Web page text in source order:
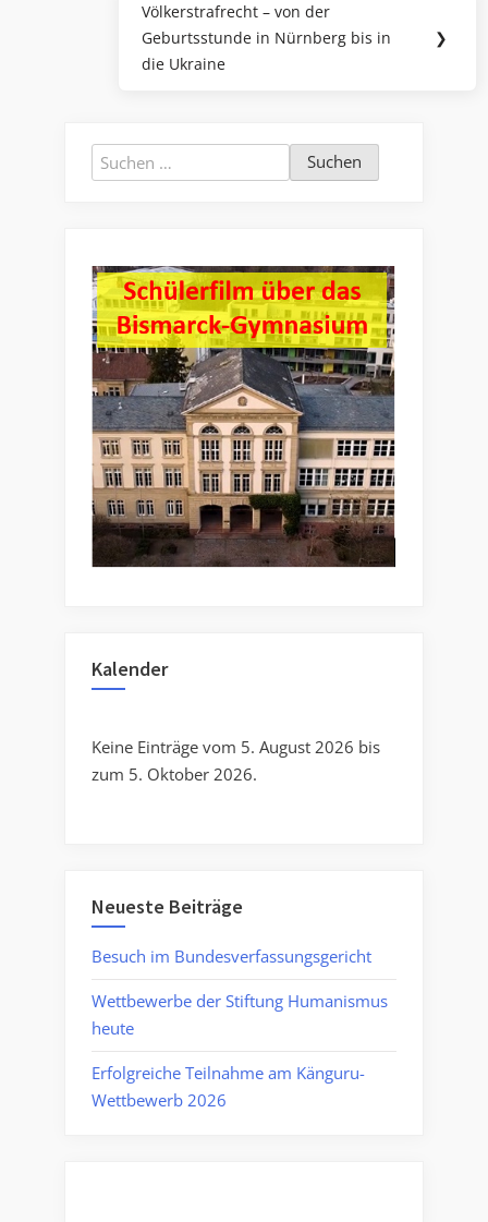
Next
Post:
Völkerstrafrecht – von der
Geburtsstunde in Nürnberg bis in
die Ukraine
❯
Suchen
nach:
Kalender
Keine Einträge vom 5. August 2026 bis
zum 5. Oktober 2026.
Neueste Beiträge
Besuch im Bundesverfassungsgericht
Wettbewerbe der Stiftung Humanismus
heute
Erfolgreiche Teilnahme am Känguru-
Wettbewerb 2026